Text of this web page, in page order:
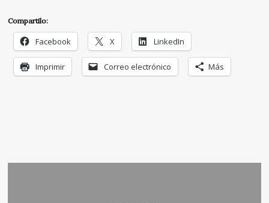
Compartilo:
Facebook X LinkedIn
Imprimir Correo electrónico Más